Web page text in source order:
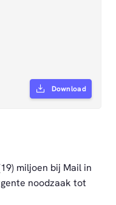
Download
miljoen bij Mail in
noodzaak tot